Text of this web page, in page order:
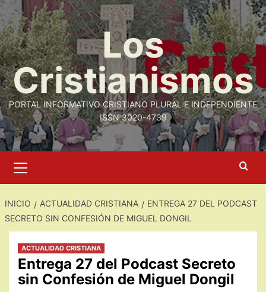
Saltar
al
contenido
Los
Cristianismos
PORTAL INFORMATIVO CRISTIANO PLURAL E INDEPENDIENTE
ISSN 3020-4739
primario
INICIO ACTUALIDAD CRISTIANA
ENTREGA 27 DEL PODCAST
SECRETO SIN CONFESIÓN DE MIGUEL DONGIL
ACTUALIDAD CRISTIANA
Entrega 27 del Podcast Secreto
sin Confesión de Miguel Dongil